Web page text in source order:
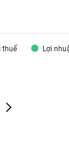
thuế Lợi